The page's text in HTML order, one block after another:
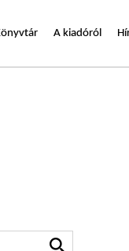
A kiadóról